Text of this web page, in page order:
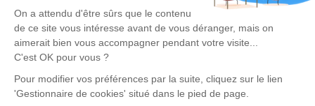
03 86 52 86 04
pfdubois@orange.fr
24 Route de Sauvigny - 89200 - Avallon
5/5 - 226 avis
Nos réseaux sociaux